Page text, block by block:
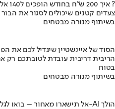
איך 200 ש"ח בחודש הופכים ל140 אלף ?
צעדים קטנים שיכולים לסגור את הבור
בשיתוף מנורה מבטחים
הסוד של איינשטיין שיגדיל לכם את
הריבית דריבית עובדת לטובתכם רק
בטוח
בשיתוף מנורה מבטחים
אל תישארו מאחור – בואו לגלות לאן ה-AI הולך